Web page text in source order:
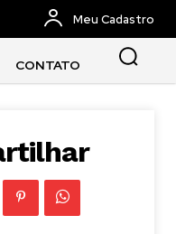
Meu Cadastro
CONTATO